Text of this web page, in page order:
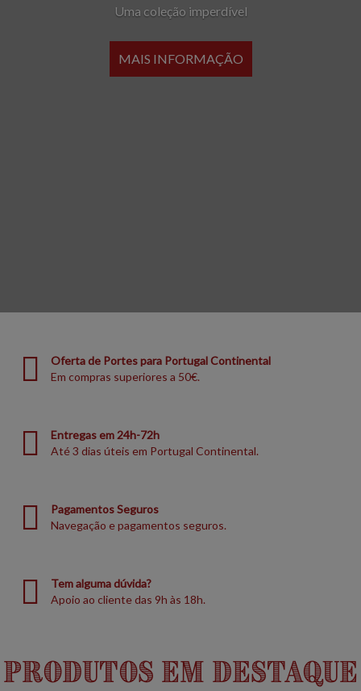
Uma coleção imperdível
MAIS INFORMAÇÃO
Oferta de Portes para Portugal Continental
Em compras superiores a 50€.
Entregas em 24h-72h
Até 3 dias úteis em Portugal Continental.
Pagamentos Seguros
Navegação e pagamentos seguros.
Tem alguma dúvida?
Apoio ao cliente das 9h às 18h.
Produtos em Destaque